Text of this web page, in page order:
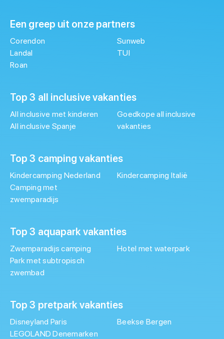
Een greep uit onze partners
Corendon
Landal
Roan
Sunweb
TUI
Top 3 all inclusive vakanties
All inclusive met kinderen
All inclusive Spanje
Goedkope all inclusive
vakanties
Top 3 camping vakanties
Kindercamping Nederland
Camping met
zwemparadijs
Kindercamping Italië
Top 3 aquapark vakanties
Zwemparadijs camping
Park met subtropisch
zwembad
Hotel met waterpark
Top 3 pretpark vakanties
Disneyland Paris
LEGOLAND Denemarken
Beekse Bergen